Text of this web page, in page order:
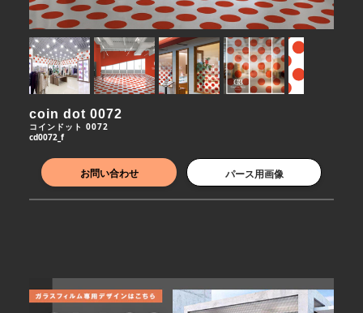
coin dot 0072
コインドット 0072
cd0072_f
お問い合わせ パース用画像